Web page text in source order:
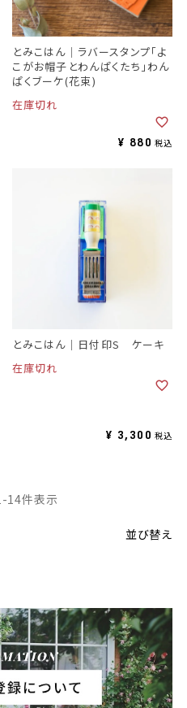
とみこはん｜ラバースタンプ「よ
こがお帽子とわんぱくたち」わん
ぱくブーケ(花束)
在庫切れ
¥ 880 税込
とみこはん｜日付印S ケーキ
在庫切れ
¥ 3,300 税込
並び替え
-14件表示